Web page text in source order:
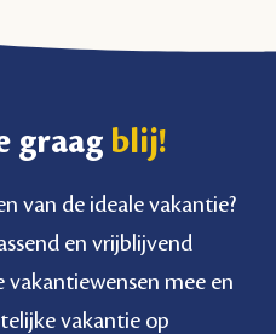
graag blij!
van de ideale vakantie?
en vrijblijvend
vakantiewensen mee en
vakantie op